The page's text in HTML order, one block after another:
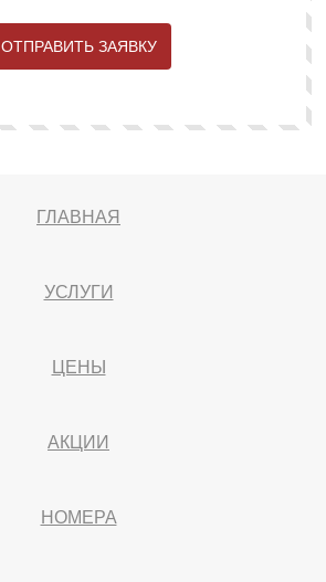
ОТПРАВИТЬ ЗАЯВКУ
ГЛАВНАЯ
УСЛУГИ
ЦЕНЫ
АКЦИИ
НОМЕРА